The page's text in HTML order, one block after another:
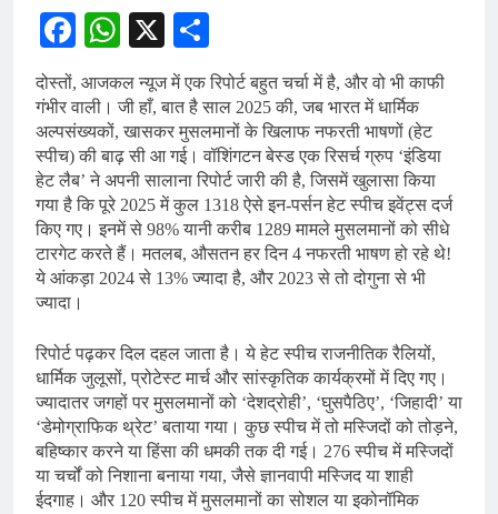
Facebook
WhatsApp
X
दोस्तों, आजकल न्यूज में एक रिपोर्ट बहुत चर्चा में है, और वो भी काफी
गंभीर वाली। जी हाँ, बात है साल 2025 की, जब भारत में धार्मिक
अल्पसंख्यकों, खासकर मुसलमानों के खिलाफ नफरती भाषणों (हेट
स्पीच) की बाढ़ सी आ गई। वॉशिंगटन बेस्ड एक रिसर्च ग्रुप ‘इंडिया
हेट लैब’ ने अपनी सालाना रिपोर्ट जारी की है, जिसमें खुलासा किया
गया है कि पूरे 2025 में कुल 1318 ऐसे इन-पर्सन हेट स्पीच इवेंट्स दर्ज
किए गए। इनमें से 98% यानी करीब 1289 मामले मुसलमानों को सीधे
टारगेट करते हैं। मतलब, औसतन हर दिन 4 नफरती भाषण हो रहे थे!
ये आंकड़ा 2024 से 13% ज्यादा है, और 2023 से तो दोगुना से भी
ज्यादा।
रिपोर्ट पढ़कर दिल दहल जाता है। ये हेट स्पीच राजनीतिक रैलियों,
धार्मिक जुलूसों, प्रोटेस्ट मार्च और सांस्कृतिक कार्यक्रमों में दिए गए।
ज्यादातर जगहों पर मुसलमानों को ‘देशद्रोही’, ‘घुसपैठिए’, ‘जिहादी’ या
‘डेमोग्राफिक थ्रेट’ बताया गया। कुछ स्पीच में तो मस्जिदों को तोड़ने,
बहिष्कार करने या हिंसा की धमकी तक दी गई। 276 स्पीच में मस्जिदों
या चर्चों को निशाना बनाया गया, जैसे ज्ञानवापी मस्जिद या शाही
ईदगाह। और 120 स्पीच में मुसलमानों का सोशल या इकोनॉमिक